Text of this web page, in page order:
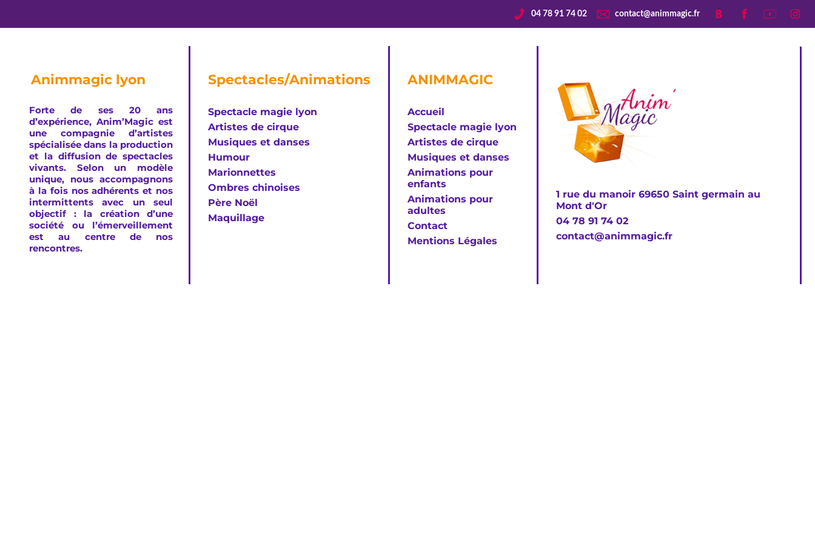
04 78 91 74 02 contact@animmagic.fr
Contact
Animmagic lyon
Forte de ses 20 ans
d’expérience, Anim’Magic est
une compagnie d’artistes
spécialisée dans la production
et la diffusion de spectacles
vivants. Selon un modèle
unique, nous accompagnons
à la fois nos adhérents et nos
intermittents avec un seul
objectif : la création d’une
société ou l’émerveillement
est au centre de nos
rencontres.
Spectacles/Animations
Spectacle magie lyon
Artistes de cirque
Musiques et danses
Humour
Marionnettes
Ombres chinoises
Père Noël
Maquillage
ANIMMAGIC
Accueil
Spectacle magie lyon
Artistes de cirque
Musiques et danses
Animations pour
enfants
Animations pour
adultes
Contact
Mentions Légales
1 rue du manoir 69650 Saint germain au
Mont d'Or
04 78 91 74 02
contact@animmagic.fr